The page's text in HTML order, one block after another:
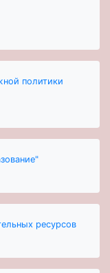
политики
ресурсов